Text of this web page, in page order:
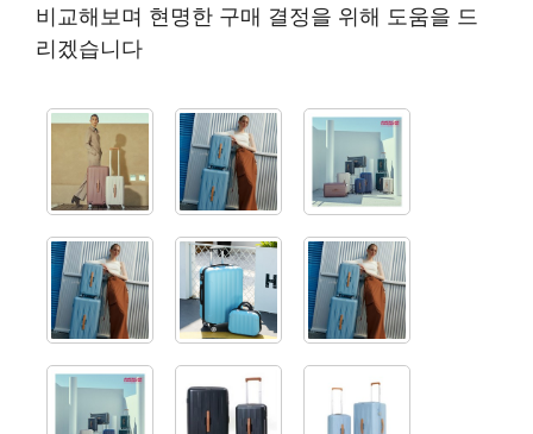
비교해보며 현명한 구매 결정을 위해 도움을 드
리겠습니다